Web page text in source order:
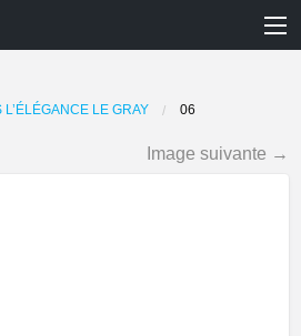
LE GRAY
06
Image suivante →